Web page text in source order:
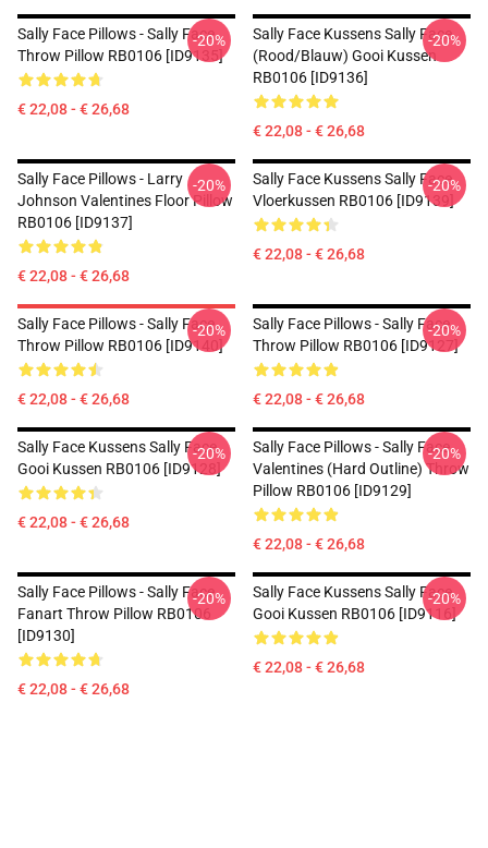
Sally Face Pillows - Sally Face
Throw Pillow RB0106 [ID9135]
€ 22,08 - € 26,68
-20%
Sally Face Kussens Sally Face
(rood/blauw) Gooi Kussen
RB0106 [ID9136]
€ 22,08 - € 26,68
-20%
Sally Face Pillows - Larry
Johnson Valentines Floor Pillow
RB0106 [ID9137]
€ 22,08 - € 26,68
-20%
Sally Face Kussens Sally Face
Vloerkussen RB0106 [ID9139]
€ 22,08 - € 26,68
-20%
Sally Face Pillows - Sally Face.
Throw Pillow RB0106 [ID9140]
€ 22,08 - € 26,68
-20%
Sally Face Pillows - Sally Face
Throw Pillow RB0106 [ID9127]
€ 22,08 - € 26,68
-20%
Sally Face Kussens Sally Face
Gooi Kussen RB0106 [ID9128]
€ 22,08 - € 26,68
-20%
Sally Face Pillows - Sally Face
Valentines (Hard Outline) Throw
Pillow RB0106 [ID9129]
€ 22,08 - € 26,68
-20%
Sally Face Pillows - Sally Face
Fanart Throw Pillow RB0106
[ID9130]
€ 22,08 - € 26,68
-20%
Sally Face Kussens Sally Face
Gooi Kussen RB0106 [ID9116]
€ 22,08 - € 26,68
-20%